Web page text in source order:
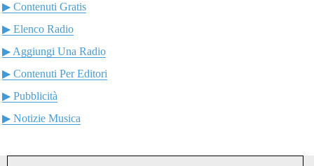
▶ Contenuti Gratis
▶ Elenco Radio
▶ Aggiungi Una Radio
▶ Contenuti Per Editori
▶ Pubblicità
▶ Notizie Musica